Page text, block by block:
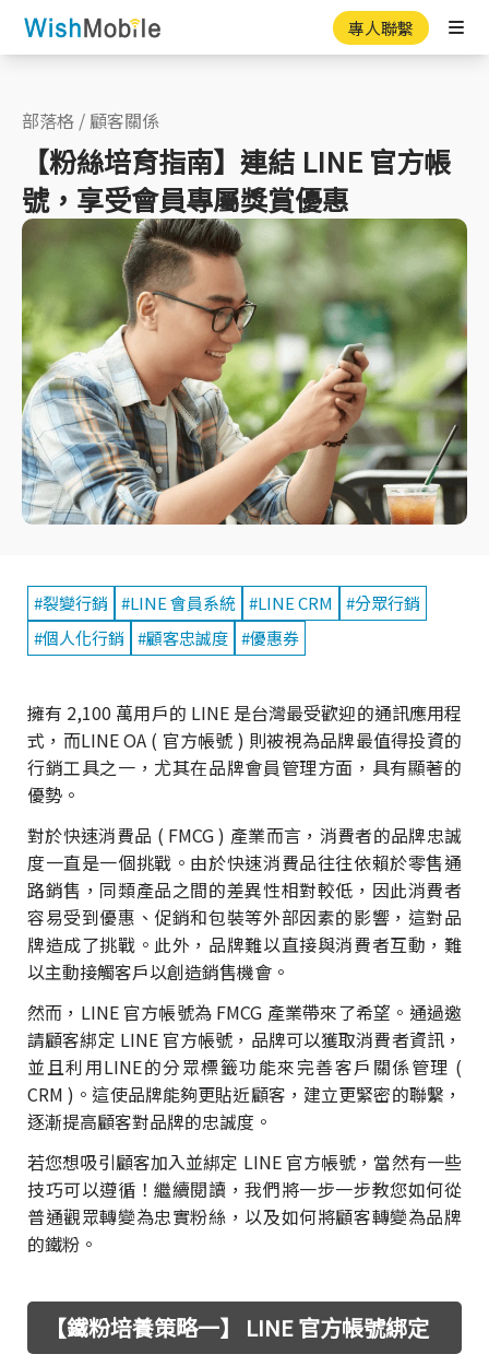
專人聯繫
部落格 / 顧客關係
【粉絲培育指南】連結 LINE 官方帳
號，享受會員專屬獎賞優惠
#裂變行銷 #LINE 會員系統 #LINE CRM
#分眾行銷
#個人化行銷
#顧客忠誠度 #優惠券
擁有 2,100 萬用戶的 LINE 是台灣最受歡迎的通訊應用程
式，而LINE OA ( 官方帳號 ) 則被視為品牌最值得投資的
行銷工具之一，尤其在品牌會員管理方面，具有顯著的
優勢。
對於快速消費品 ( FMCG ) 產業而言，消費者的品牌忠誠
度一直是一個挑戰。由於快速消費品往往依賴於零售通
路銷售，同類產品之間的差異性相對較低，因此消費者
容易受到優惠、促銷和包裝等外部因素的影響，這對品
牌造成了挑戰。此外，品牌難以直接與消費者互動，難
以主動接觸客戶以創造銷售機會。
然而，LINE 官方帳號為 FMCG 產業帶來了希望。通過邀
請顧客綁定 LINE 官方帳號，品牌可以獲取消費者資訊，
並且利用LINE的分眾標籤功能來完善客戶關係管理 (
CRM )。這使品牌能夠更貼近顧客，建立更緊密的聯繫，
逐漸提高顧客對品牌的忠誠度。
若您想吸引顧客加入並綁定 LINE 官方帳號，當然有一些
技巧可以遵循！繼續閱讀，我們將一步一步教您如何從
普通觀眾轉變為忠實粉絲，以及如何將顧客轉變為品牌
的鐵粉。
【鐵粉培養策略一】 LINE 官方帳號綁定